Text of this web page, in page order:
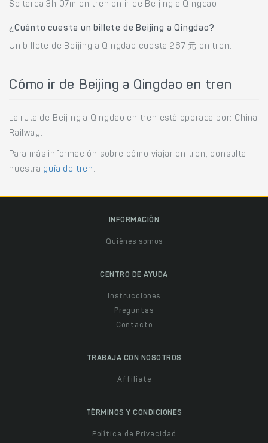
Se tarda 3h 07m en tren en ir de Beijing a Qingdao.
¿Cuánto cuesta un billete de Beijing a Qingdao?
Un billete de Beijing a Qingdao cuesta 267 元 en tren.
Cómo ir de Beijing a Qingdao en tren
La ruta de Beijing a Qingdao en tren está operada por: China
Railway.
Para más información sobre cómo viajar en tren, consulta
nuestra guía de tren .
INFORMACIÓN
Quiénes somos
CENTRO DE AYUDA
Instrucciones
Preguntas
Contacto
TRABAJA CON NOSOTROS
Affiliate
TÉRMINOS Y CONDICIONES
Política de Privacidad